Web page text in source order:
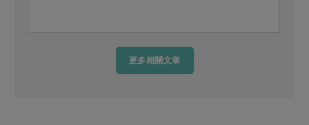
更多相關文章